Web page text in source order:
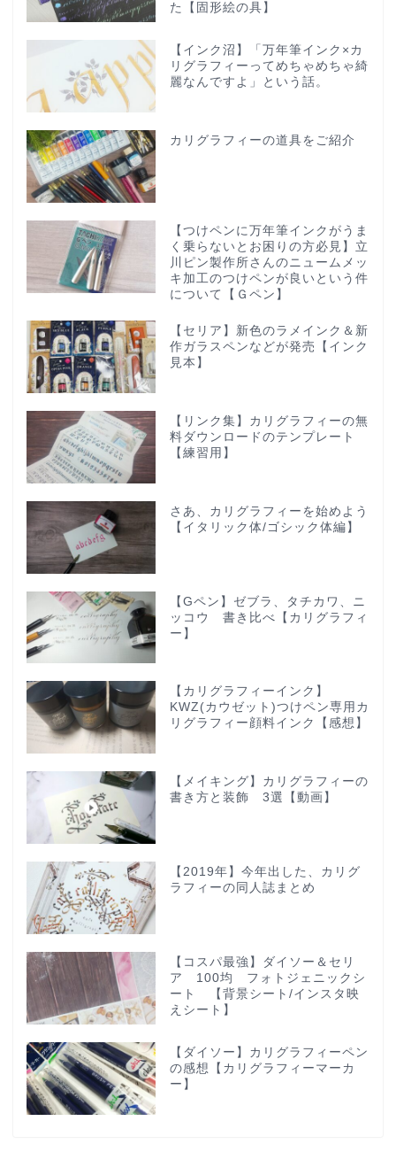
た【固形絵の具】
【インク沼】「万年筆インク×カ
リグラフィーってめちゃめちゃ綺
麗なんですよ」という話。
カリグラフィーの道具をご紹介
【つけペンに万年筆インクがうま
く乗らないとお困りの方必見】立
川ピン製作所さんのニュームメッ
キ加工のつけペンが良いという件
について【Ｇペン】
【セリア】新色のラメインク＆新
作ガラスペンなどが発売【インク
見本】
【リンク集】カリグラフィーの無
料ダウンロードのテンプレート
【練習用】
さあ、カリグラフィーを始めよう
【イタリック体/ゴシック体編】
【Gペン】ゼブラ、タチカワ、ニ
ッコウ 書き比べ【カリグラフィ
ー】
【カリグラフィーインク】
KWZ(カウゼット)つけペン専用カ
リグラフィー顔料インク【感想】
【メイキング】カリグラフィーの
書き方と装飾 3選【動画】
【2019年】今年出した、カリグ
ラフィーの同人誌まとめ
【コスパ最強】ダイソー＆セリ
ア 100均 フォトジェニックシ
ート 【背景シート/インスタ映
えシート】
【ダイソー】カリグラフィーペン
の感想【カリグラフィーマーカ
ー】